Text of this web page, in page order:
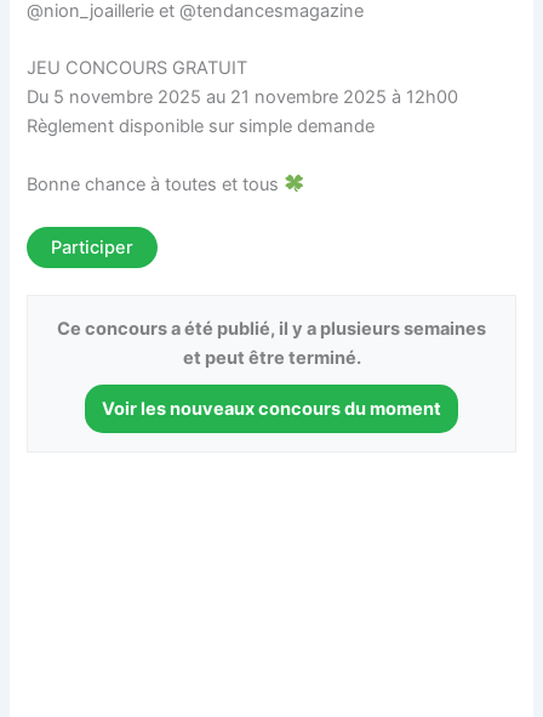
@nion_joaillerie et @tendancesmagazine
JEU CONCOURS GRATUIT
Du 5 novembre 2025 au 21 novembre 2025 à 12h00
Règlement disponible sur simple demande
Bonne chance à toutes et tous
Participer
Ce concours a été publié, il y a plusieurs semaines
et peut être terminé.
Voir les nouveaux concours du moment